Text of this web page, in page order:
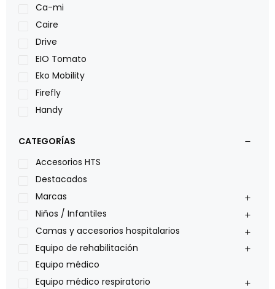
Ca-mi
Caire
Drive
EIO Tomato
Eko Mobility
Firefly
Handy
Leggero
Lumex
Medical Store
Nidek
Oxiplus
Philips
Pride
Roho
Sillas de ruedas Everest Jennings
CATEGORÍAS
Accesorios HTS
Destacados
Marcas
Niños / Infantiles
Camas y accesorios hospitalarios
Equipo de rehabilitación
Equipo médico
Equipo médico respiratorio